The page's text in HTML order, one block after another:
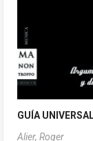
GUÍA
Alier, Roger